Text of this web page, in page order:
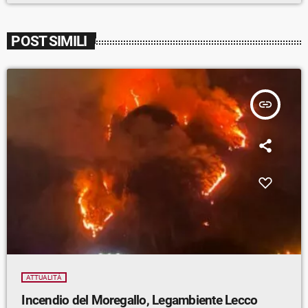
POST SIMILI
insert_link
ATTUALITÀ
Incendio del Moregallo, Legambiente Lecco